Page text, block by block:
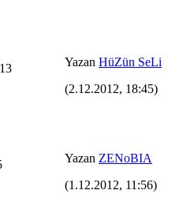
Yazan HüZün SeLi
(2.12.2012, 18:45)
Yazan ZENoBIA
(1.12.2012, 11:56)